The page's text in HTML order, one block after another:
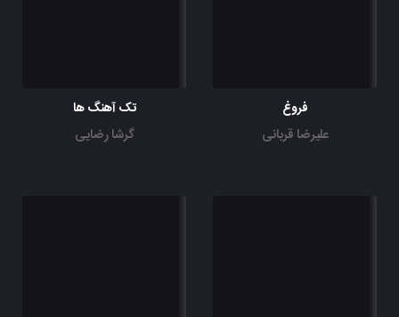
فروغ
علیرضا قربانی
تک آهنگ ها
گرشا رضایی